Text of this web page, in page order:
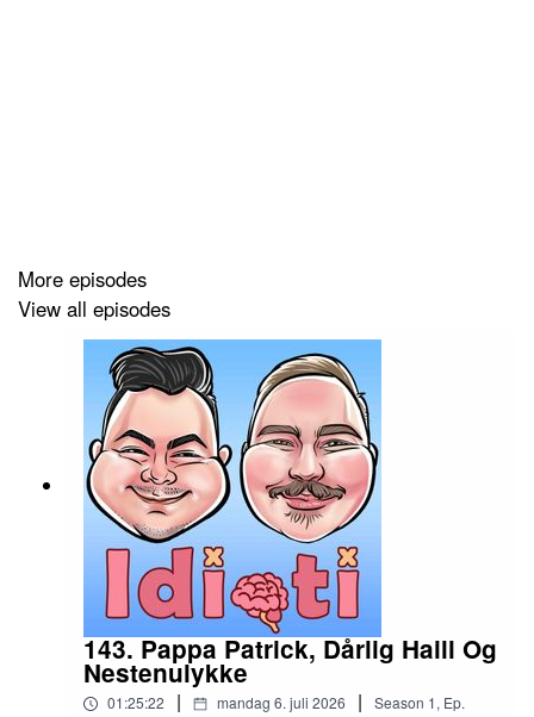
More episodes
View all episodes
143. Pappa Patrick, Dårlig Haill Og
Nestenulykke
01:25:22 | mandag 6. juli 2026 | Season 1, Ep.